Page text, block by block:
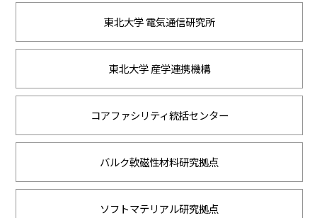
東北大学 電気通信研究所
東北大学 産学連携機構
コアファシリティ統括センター
バルク軟磁性材料研究拠点
ソフトマテリアル研究拠点